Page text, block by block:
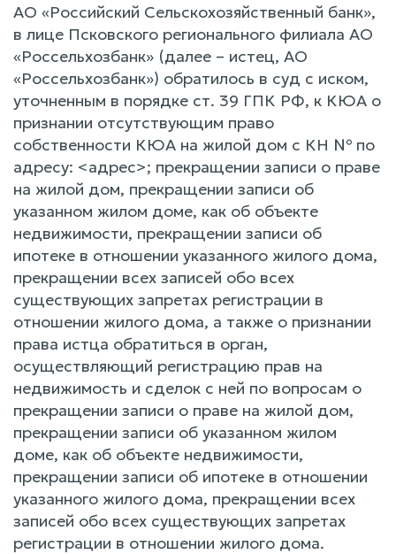
АО «Российский Сельскохозяйственный банк»,
в лице Псковского регионального филиала АО
«Россельхозбанк» (далее – истец, АО
«Россельхозбанк») обратилось в суд с иском,
уточненным в порядке ст. 39 ГПК РФ, к КЮА о
признании отсутствующим право
собственности КЮА на жилой дом с КН № по
адресу: <адрес>; прекращении записи о праве
на жилой дом, прекращении записи об
указанном жилом доме, как об объекте
недвижимости, прекращении записи об
ипотеке в отношении указанного жилого дома,
прекращении всех записей обо всех
существующих запретах регистрации в
отношении жилого дома, а также о признании
права истца обратиться в орган,
осуществляющий регистрацию прав на
недвижимость и сделок с ней по вопросам о
прекращении записи о праве на жилой дом,
прекращении записи об указанном жилом
доме, как об объекте недвижимости,
прекращении записи об ипотеке в отношении
указанного жилого дома, прекращении всех
записей обо всех существующих запретах
регистрации в отношении жилого дома.